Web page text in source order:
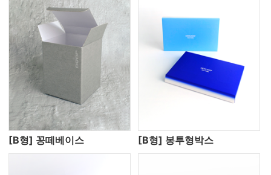
[B형] 꽁떼베이스 [B형] 봉투형박스